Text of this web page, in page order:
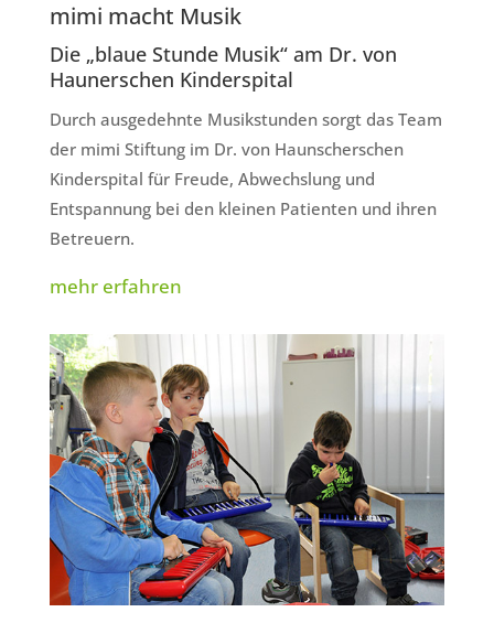
mimi macht Musik
Die „blaue Stunde Musik“ am Dr. von
Haunerschen Kinderspital
Durch ausgedehnte Musikstunden sorgt das Team
der mimi Stiftung im Dr. von Haunscherschen
Kinderspital für Freude, Abwechslung und
Entspannung bei den kleinen Patienten und ihren
Betreuern.
mehr erfahren